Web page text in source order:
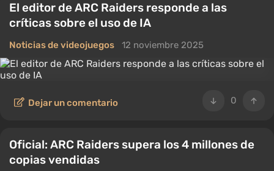
El editor de ARC Raiders responde a las
críticas sobre el uso de IA
Noticias de videojuegos 12 noviembre 2025
0
Dejar un comentario
Oficial: ARC Raiders supera los 4 millones de
copias vendidas